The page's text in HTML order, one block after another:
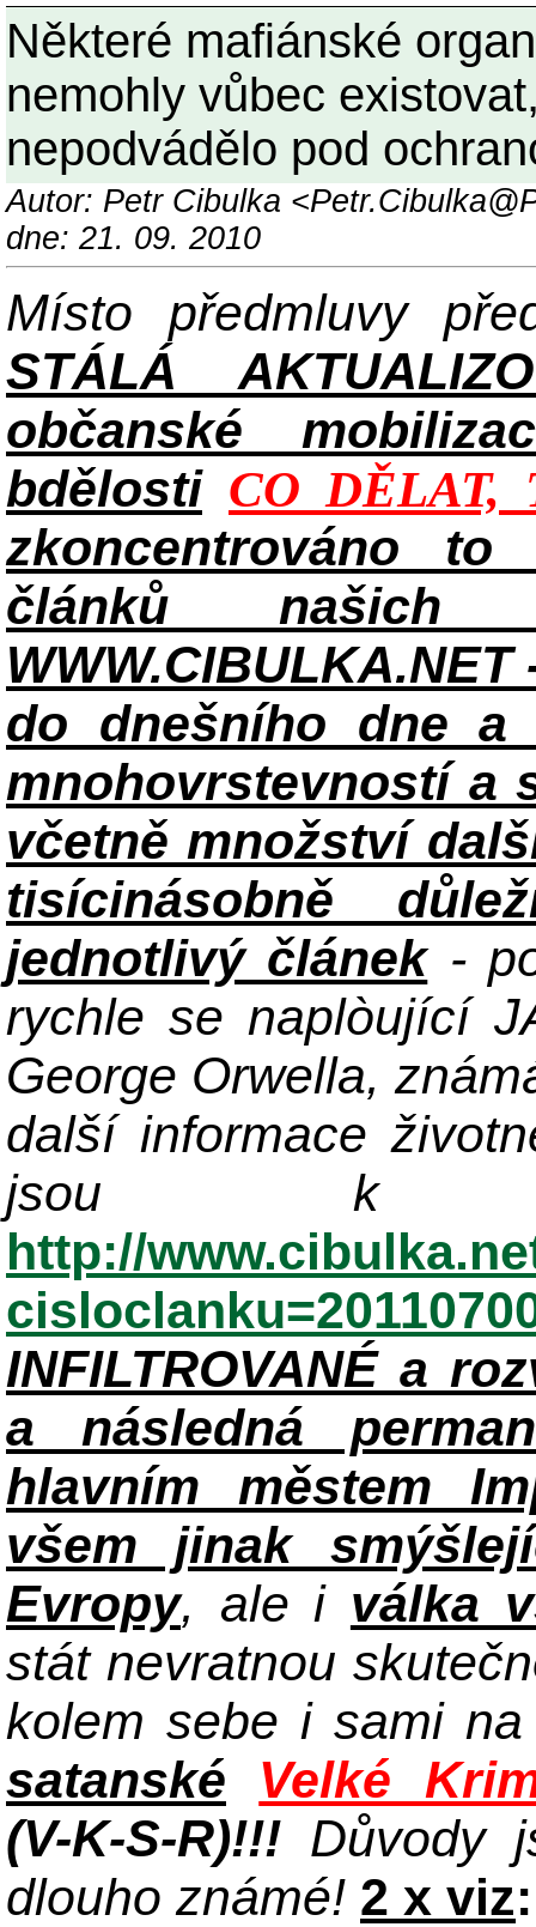
Některé mafiánské
nemohly vůbec
nepodvádělo pod
Autor: Petr Cibulka
dne: 21. 09. 2010
Místo předmluvy
STÁLÁ
občanské
bdělosti CO DĚLAT,
zkoncentrováno
článků našich
do dnešního dne
mnohovrstevností a
včetně množství
tisícinásobně
jednotlivý článek-
rychle se naplòující
George Orwella,
další informace
jsou k
http://
INFILTROVANÉ a
a následná
hlavním městem
všem jinak
Evropy, ale i válka
stát nevratnou
kolem sebe i sami
satanské
Velké
(V-K-S-R)!!! Důvody
dlouho známé! 2 x viz: